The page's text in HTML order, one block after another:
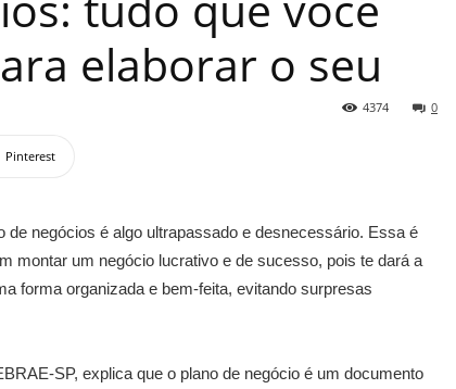
elaborar o seu
0
4374
Pinterest
de negócios é algo ultrapassado e desnecessário. Essa é
montar um negócio lucrativo e de sucesso, pois te dará a
forma organizada e bem-feita, evitando surpresas
SP, explica que o plano de negócio é um documento